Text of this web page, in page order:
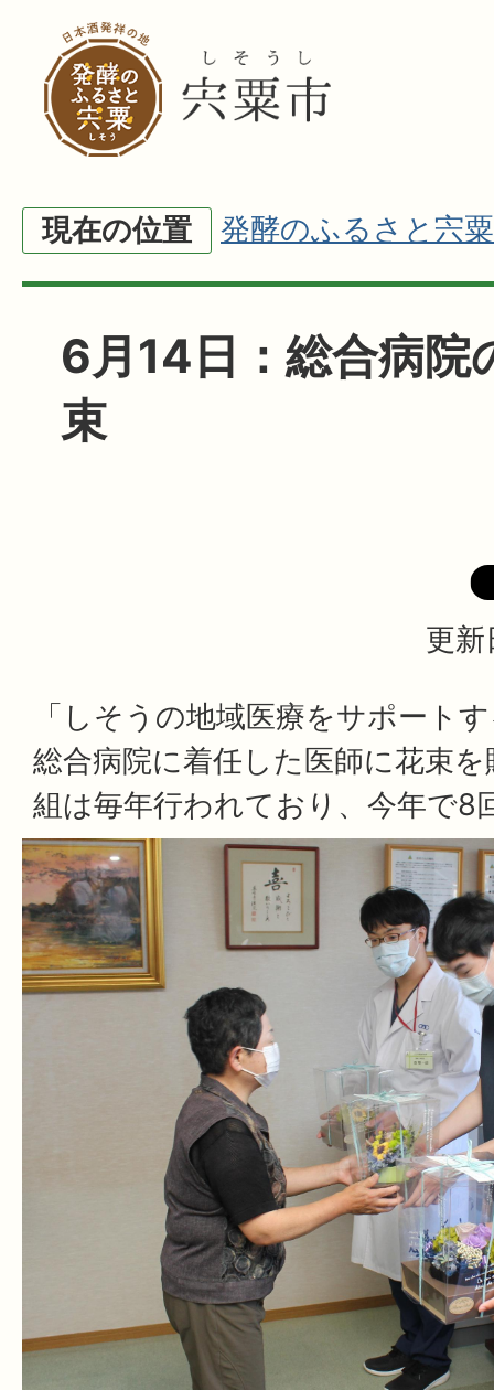
現在の位置 発酵のふるさと宍粟
6月14日：総合病院
束
更
「しそうの地域医療をサポート
総合病院に着任した医師に花束
組は毎年行われており、今年で8